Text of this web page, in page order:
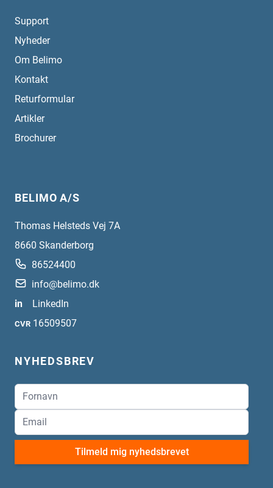
Support
Nyheder
Om Belimo
Kontakt
Returformular
Artikler
Brochurer
BELIMO A/S
Thomas Helsteds Vej 7A
8660 Skanderborg
86524400
info@belimo.dk
in
LinkedIn
CVR 16509507
NYHEDSBREV
Tilmeld mig nyhedsbrevet